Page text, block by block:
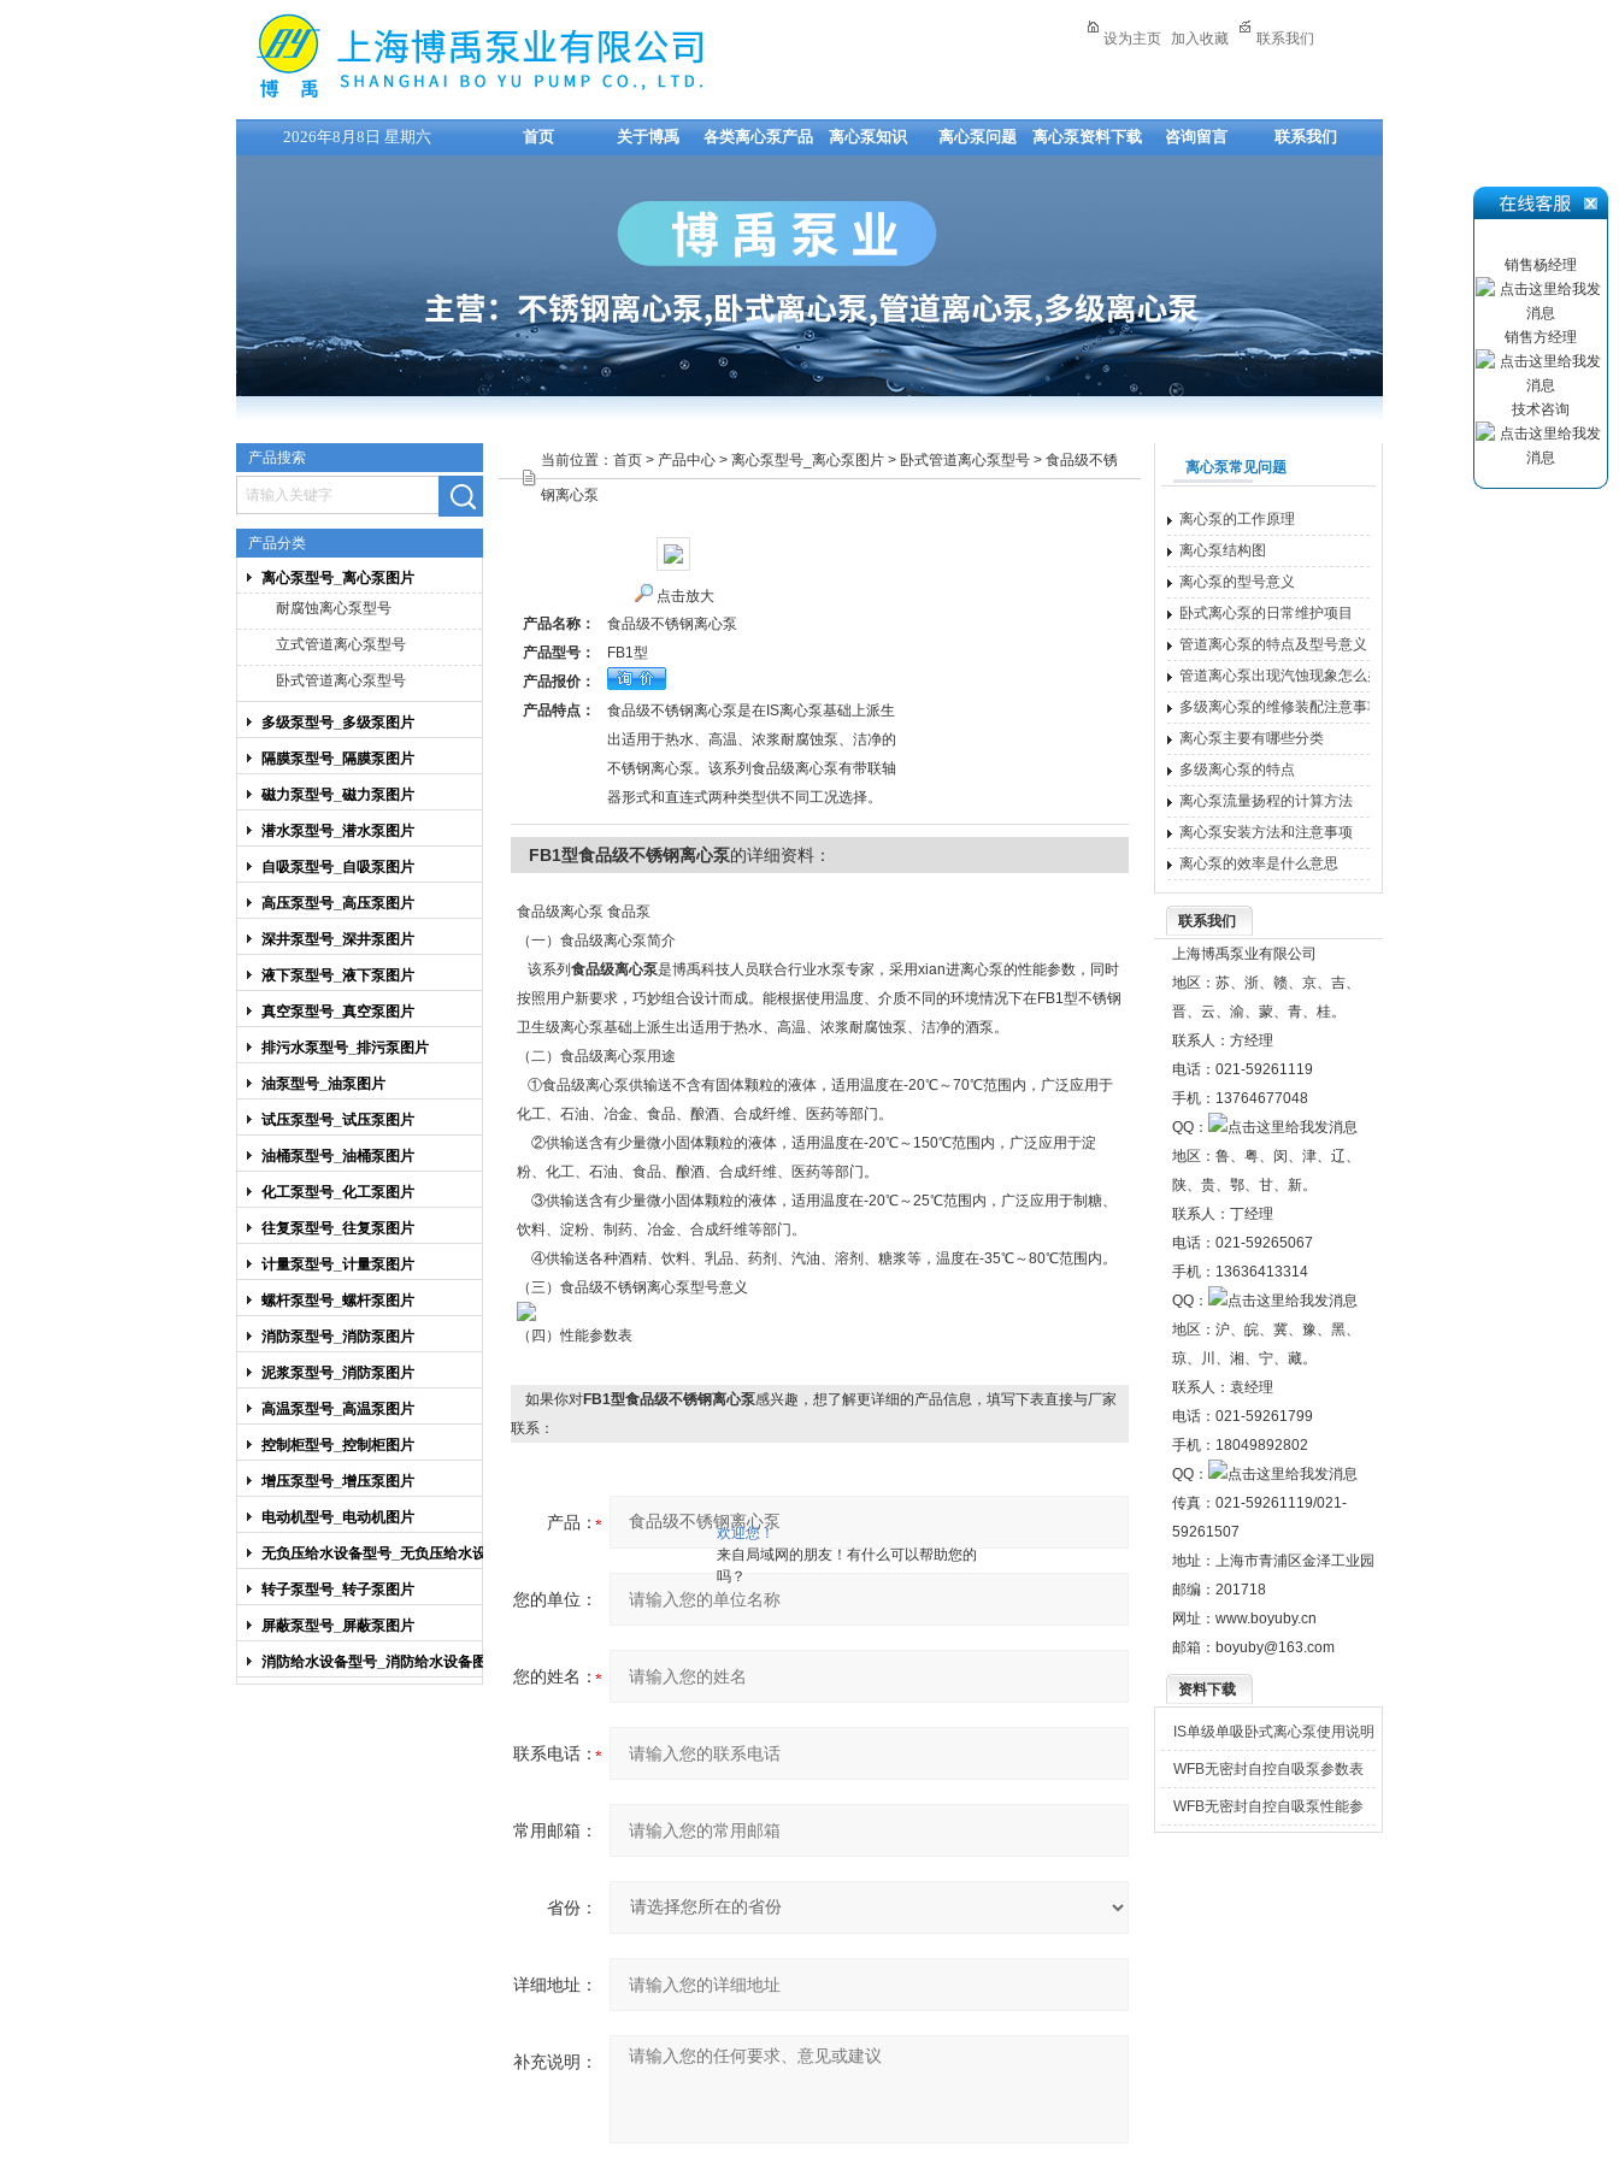
欢迎您！
来自局域网的朋友！有什么可以帮助您的
吗？
上海博禹泵业有限公司
设为主页 加入收藏 联系我们
2026年8月8日 星期六 首页 关于博禹 各类离心泵产品 离心泵知识 离心泵问题 离心泵资料下载 咨询留言 联系我们
产品搜索
产品分类
离心泵型号_离心泵图片
耐腐蚀离心泵型号
立式管道离心泵型号
卧式管道离心泵型号
多级泵型号_多级泵图片
隔膜泵型号_隔膜泵图片
磁力泵型号_磁力泵图片
潜水泵型号_潜水泵图片
自吸泵型号_自吸泵图片
高压泵型号_高压泵图片
深井泵型号_深井泵图片
液下泵型号_液下泵图片
真空泵型号_真空泵图片
排污水泵型号_排污泵图片
油泵型号_油泵图片
试压泵型号_试压泵图片
油桶泵型号_油桶泵图片
化工泵型号_化工泵图片
往复泵型号_往复泵图片
计量泵型号_计量泵图片
螺杆泵型号_螺杆泵图片
消防泵型号_消防泵图片
泥浆泵型号_消防泵图片
高温泵型号_高温泵图片
控制柜型号_控制柜图片
增压泵型号_增压泵图片
电动机型号_电动机图片
无负压给水设备型号_无负压给水设备
图片
转子泵型号_转子泵图片
屏蔽泵型号_屏蔽泵图片
消防给水设备型号_消防给水设备图片
当前位置： 首页 > 产品中心 > 离心泵型号_离心泵图片 > 卧式管道离心泵型号 > 食品级不锈
钢离心泵
点击放大
产品名称：
食品级不锈钢离心泵
产品型号：
FB1型
产品报价：
产品特点：
食品级不锈钢离心泵是在IS离心泵基础上派生
出适用于热水、高温、浓浆耐腐蚀泵、洁净的
不锈钢离心泵。该系列食品级离心泵有带联轴
器形式和直连式两种类型供不同工况选择。
FB1型食品级不锈钢离心泵的详细资料：
食品级离心泵 食品泵
（一）食品级离心泵简介
该系列 食品级离心泵是博禹科技人员联合行业水泵专家，采用xian进离心泵的性能参数，同时
按照用户新要求，巧妙组合设计而成。能根据使用温度、介质不同的环境情况下在FB1型不锈钢
卫生级离心泵基础上派生出适用于热水、高温、浓浆耐腐蚀泵、洁净的酒泵。
（二） 食品级离心泵用途
①食品级离心泵供输送不含有固体颗粒的液体，适用温度在-20℃～70℃范围内，广泛应用于
化工、石油、冶金、食品、酿酒、合成纤维、医药等部门。
②供输送含有少量微小固体颗粒的液体，适用温度在-20℃～150℃范围内，广泛应用于淀
粉、化工、石油、食品、酿酒、合成纤维、医药等部门。
③供输送含有少量微小固体颗粒的液体，适用温度在-20℃～25℃范围内，广泛应用于制糖、
饮料、淀粉、制药、冶金、合成纤维等部门。
④供输送各种酒精、饮料、乳品、药剂、汽油、溶剂、糖浆等，温度在-35℃～80℃范围内。
（三） 食品级不锈钢离心泵型号意义
（四）性能参数表
如果你对FB1型食品级不锈钢离心泵感兴趣，想了解更详细的产品信息，填写下表直接与厂家
联系：
产品：
您的单位：
您的姓名：
联系电话：
常用邮箱：
省份：
详细地址：
补充说明：
离心泵常见问题
离心泵的工作原理
离心泵结构图
离心泵的型号意义
卧式离心泵的日常维护项目
管道离心泵的特点及型号意义
管道离心泵出现汽蚀现象怎么办
多级离心泵的维修装配注意事项
离心泵主要有哪些分类
多级离心泵的特点
离心泵流量扬程的计算方法
离心泵安装方法和注意事项
离心泵的效率是什么意思
联系我们
上海博禹泵业有限公司
地区：苏、浙、赣、京、吉、
晋、云、渝、蒙、青、桂。
联系人：方经理
电话：021-59261119
手机：13764677048
QQ：
地区：鲁、粤、闵、津、辽、
陕、贵、鄂、甘、新。
联系人：丁经理
电话：021-59265067
手机：13636413314
QQ：
地区：沪、皖、冀、豫、黑、
琼、川、湘、宁、藏。
联系人：袁经理
电话：021-59261799
手机：18049892802
QQ：
传真：021-59261119/021-
59261507
地址：上海市青浦区金泽工业园
邮编：201718
网址： www.boyuby.cn
邮箱： boyuby@163.com
资料下载
IS单级单吸卧式离心泵使用说明
书
WFB无密封自控自吸泵参数表
WFB无密封自控自吸泵性能参
销售杨经理
销售方经理
技术咨询